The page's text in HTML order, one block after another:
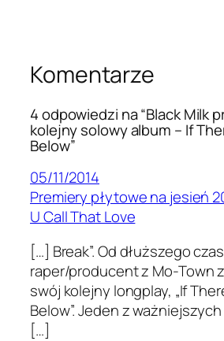
Komentarze
4 odpowiedzi na “Black Milk
kolejny solowy album – If
Below”
05/11/2014
Premiery płytowe na jesień
U Call That Love
[…] Break”. Od dłuższego
raper/producent z Mo-Town
swój kolejny longplay, „If
Below”. Jeden z
[…]